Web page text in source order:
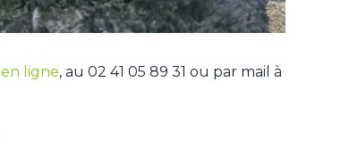
en ligne, au 02 41 05 89 31 ou par mail à